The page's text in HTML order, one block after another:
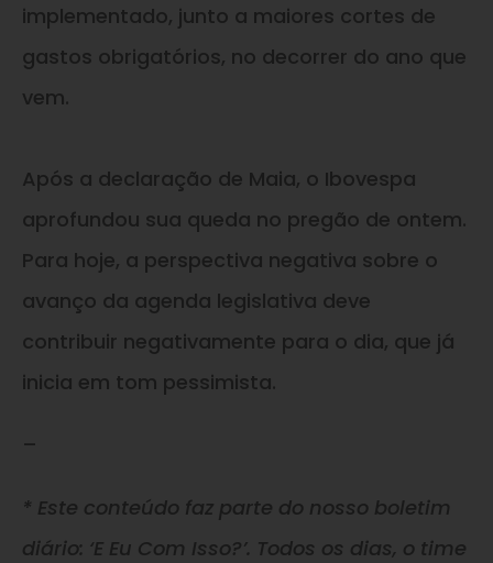
implementado, junto a maiores cortes de
gastos obrigatórios, no decorrer do ano que
vem.
Após a declaração de Maia, o Ibovespa
aprofundou sua queda no pregão de ontem.
Para hoje, a perspectiva negativa sobre o
avanço da agenda legislativa deve
contribuir negativamente para o dia, que já
inicia em tom pessimista.
–
* Este conteúdo faz parte do nosso boletim
diário: ‘E Eu Com Isso?’. Todos os dias, o time